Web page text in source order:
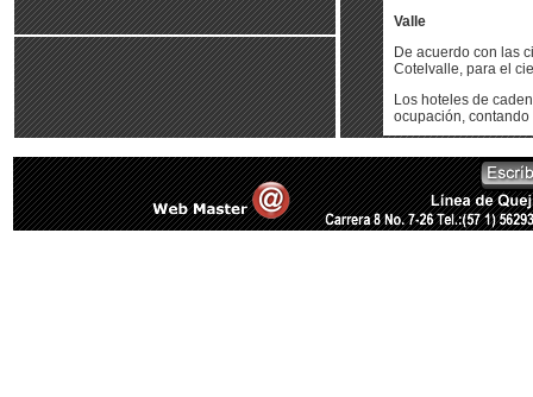
Valle
De acuerdo con las
Cotelvalle, para el
Los hoteles de
ocupación,